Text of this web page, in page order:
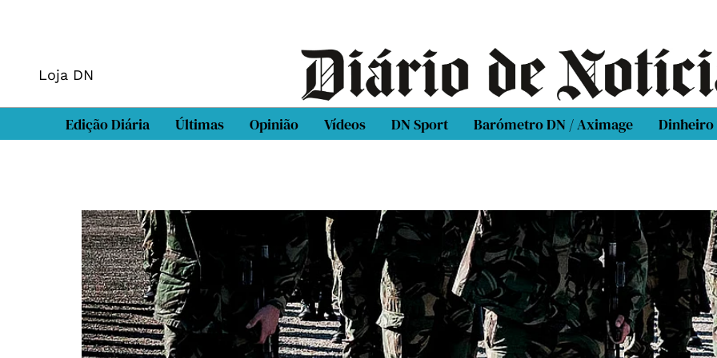
Loja DN
Edição Diária Últimas Opinião Vídeos DN Sport Barómetro DN / Aximage Dinheiro